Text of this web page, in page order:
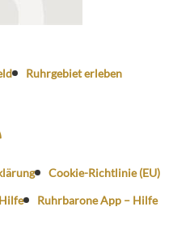
Ruhrgebiet erleben
Cookie-Richtlinie (EU)
Ruhrbarone App – Hilfe